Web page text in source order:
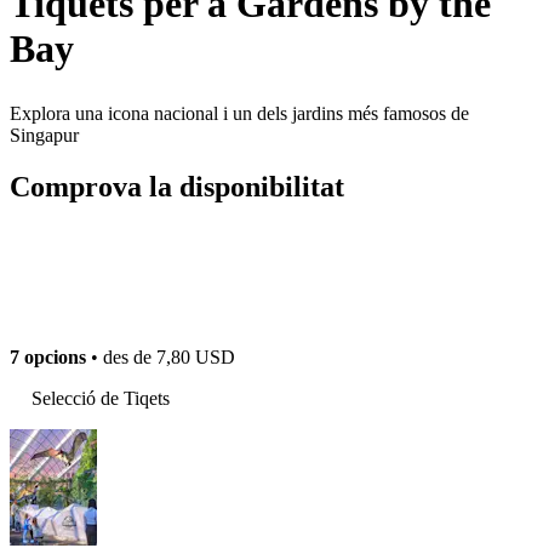
Bay
Explora una icona nacional i un dels jardins més famosos de
Singapur
Comprova la disponibilitat
7 opcions • des de 7,80 USD
Selecció de Tiqets